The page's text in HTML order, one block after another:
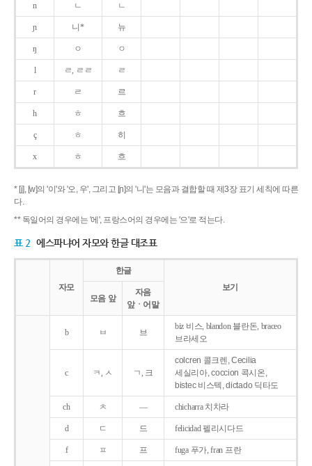
n ㄴ ㄴ
ɲ 니* 뉴
ŋ ㅇ ㅇ
l ㄹ, ㄹㄹ ㄹ
r ㄹ 르
h ㅎ 흐
ç ㅎ 히
x ㅎ 흐
* [j], [w]의 '이'와 '오, 우', 그리고 [ɲ]의 '니'는 모음과 결합할 때 제3장 표기 세칙에 따른
다.
** 독일어의 경우에는 '에', 프랑스어의 경우에는 '으'로 적는다.
표 2 에스파냐어 자모와 한글 대조표
자모
한글
보기
모음 앞
자음
앞ㆍ어말
b ㅂ 브
biz 비스, blandon 블란돈, braceo
브라세오
c ㅋ, ㅅ ㄱ, 크
colcren 콜크렌, Cecilia
세실리아, coccion 콕시온,
bistec 비스텍, dictado 딕타도
ch ㅊ ― chicharra 치차라
d ㄷ 드 felicidad 펠리시다드
f ㅍ 프 fuga 푸가, fran 프란